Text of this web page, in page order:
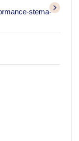
stema-